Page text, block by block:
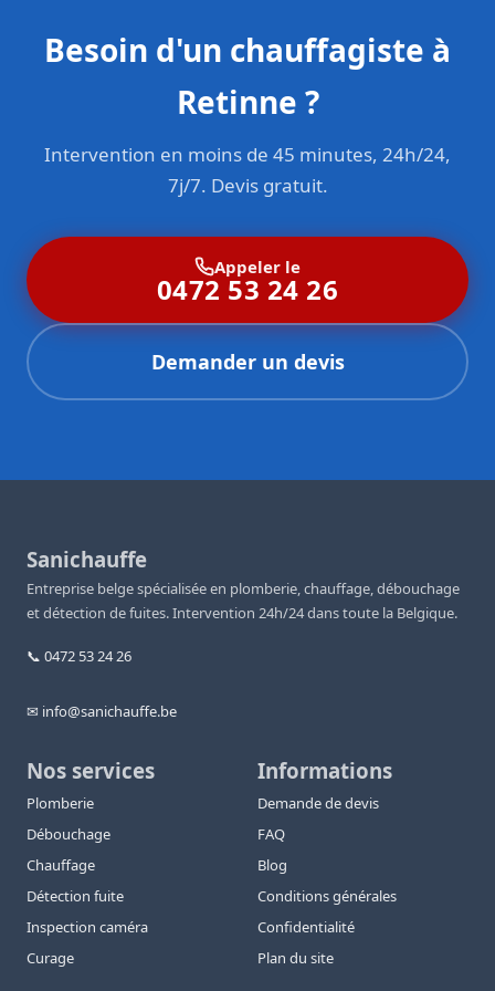
Besoin d'un chauffagiste à
Retinne ?
Intervention en moins de 45 minutes, 24h/24,
7j/7. Devis gratuit.
Appeler le
0472 53 24 26
Demander un devis
Sanichauffe
Entreprise belge spécialisée en plomberie, chauffage, débouchage
et détection de fuites. Intervention 24h/24 dans toute la Belgique.
📞 0472 53 24 26
✉ info@sanichauffe.be
Nos services
Plomberie
Débouchage
Chauffage
Détection fuite
Inspection caméra
Curage
Informations
Demande de devis
FAQ
Blog
Conditions générales
Confidentialité
Plan du site